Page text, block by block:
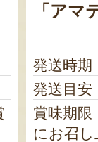
「アマ
発送時期
発送目安
賞味期限
にお召